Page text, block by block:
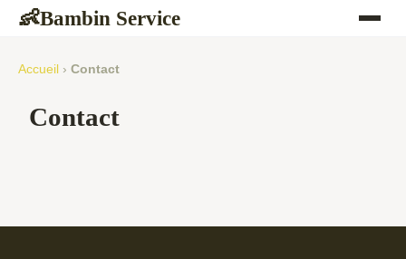
👶Bambin Service
Accueil › Contact
Contact